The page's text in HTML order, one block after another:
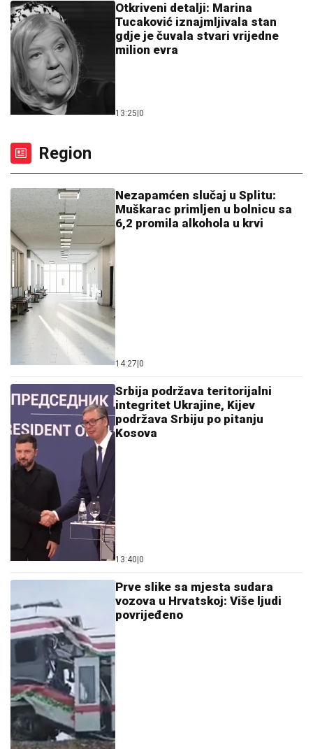
Otkriveni detalji: Marina
Tucaković iznajmljivala stan
gdje je čuvala stvari vrijedne
milion evra
13:25 0
Region
Nezapamćen slučaj u Splitu:
Muškarac primljen u bolnicu sa
6,2 promila alkohola u krvi
14:27 0
Srbija podržava teritorijalni
integritet Ukrajine, Kijev
podržava Srbiju po pitanju
Kosova
13:40 0
Prve slike sa mjesta sudara
vozova u Hrvatskoj: Više ljudi
povrijeđeno